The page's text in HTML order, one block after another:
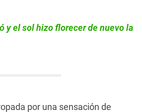
y el sol hizo florecer de nuevo la
por una sensación de